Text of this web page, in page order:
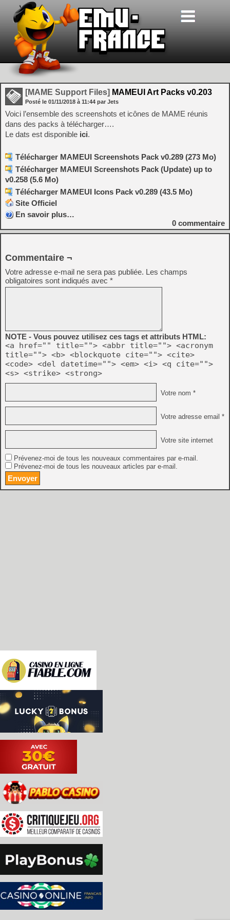
[MAME Support Files] MAMEUI Art Packs v0.203
Posté le 01/11/2018 à 11:44 par Jets
Voici l’ensemble des screenshots et icônes de MAME réunis
dans des packs à télécharger….
Le dats est disponible ici.
Télécharger MAMEUI Screenshots Pack v0.289 (273 Mo)
Télécharger MAMEUI Screenshots Pack (Update) up to
v0.258 (5.6 Mo)
Télécharger MAMEUI Icons Pack v0.289 (43.5 Mo)
Site Officiel
En savoir plus…
0 commentaire
Commentaire ¬
Votre adresse e-mail ne sera pas publiée. Les champs
obligatoires sont indiqués avec *
NOTE - Vous pouvez utilisez ces tags et attributs HTML:
<a href="" title=""> <abbr title=""> <acronym
title=""> <b> <blockquote cite=""> <cite>
<code> <del datetime=""> <em> <i> <q cite="">
<s> <strike> <strong>
Votre nom *
Votre adresse email *
Votre site internet
Prévenez-moi de tous les nouveaux commentaires par e-mail.
Prévenez-moi de tous les nouveaux articles par e-mail.